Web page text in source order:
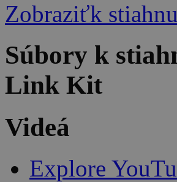
Zobraziťk
Súbory k
Link Kit
Videá
Explore